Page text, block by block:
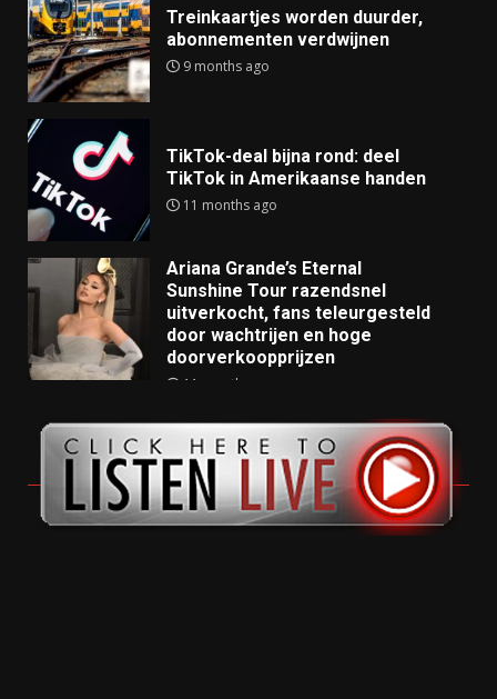
Treinkaartjes worden duurder,
abonnementen verdwijnen
9 months ago
TikTok-deal bijna rond: deel
TikTok in Amerikaanse handen
11 months ago
Ariana Grande’s Eternal
Sunshine Tour razendsnel
uitverkocht, fans teleurgesteld
door wachtrijen en hoge
doorverkoopprijzen
11 months ago